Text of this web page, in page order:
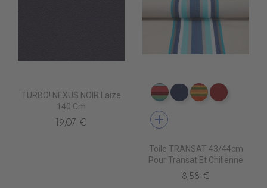
TURBO! NEXUS NOIR Laize
140 Cm
19,07 €
DT0013 CARACAS
DT0026 LEVANT
DT0014DT0027
add
Toile TRANSAT 43/44cm
Pour Transat Et Chilienne
8,58 €